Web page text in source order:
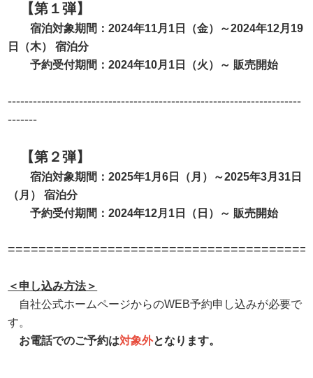
【第１弾】
宿泊対象期間 ：2024年11月1日（金）～2024年12月19
日（木） 宿泊分
予約受付期間：2024年10月1日（火）～ 販売開始
----------------------------------------------------------------------
-------
【第２弾】
宿泊対象期間 ：2025年1月6日（月）～2025年3月31日
（月） 宿泊分
予約受付期間 ：2024年12月1日（日）～ 販売開始
＜申し込み方法＞
自社公式ホームページからのWEB予約申し込みが必要で
す。
お電話でのご予約は対象外となります。